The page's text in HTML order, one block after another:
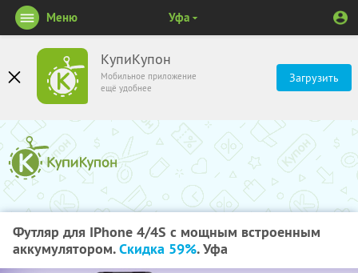
КупиКупон
Мобильное приложение
ещё удобнее
Загрузить
Меню Уфа
Футляр для IPhone 4/4S c мощным встроенным
аккумулятором.Скидка 59%. Уфа